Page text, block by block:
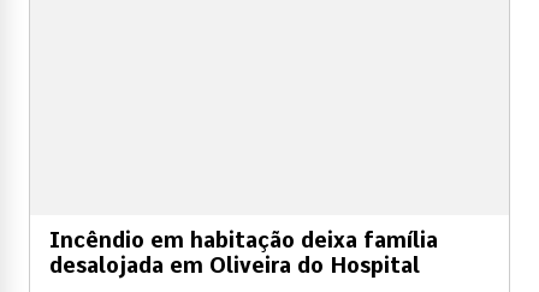
Incêndio em habitação deixa família
desalojada em Oliveira do Hospital